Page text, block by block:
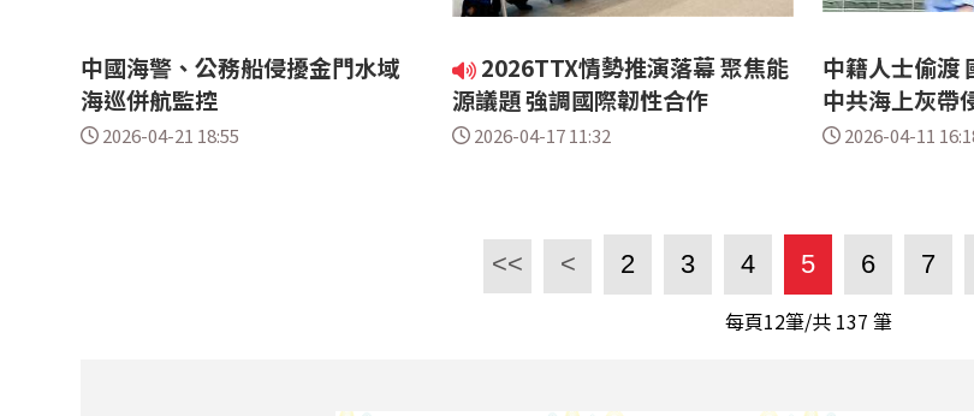
中國海警、公務船侵擾金門水域
海巡併航監控
2026-04-21 18:55
2026TTX情勢推演落幕 聚焦能
源議題 強調國際韌性合作
2026-04-17 11:32
中籍人士偷渡
中共海上灰帶
2026-04-11
<< < 2 3 4 5 6 7
每頁12筆/共 137 筆